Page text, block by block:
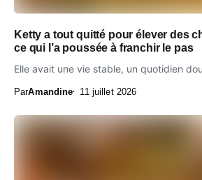
Ketty a tout quitté pour élever des
ce qui l’a poussée à franchir le pas
Elle avait une vie stable, un quotidien
ParAmandine 11 juillet 2026